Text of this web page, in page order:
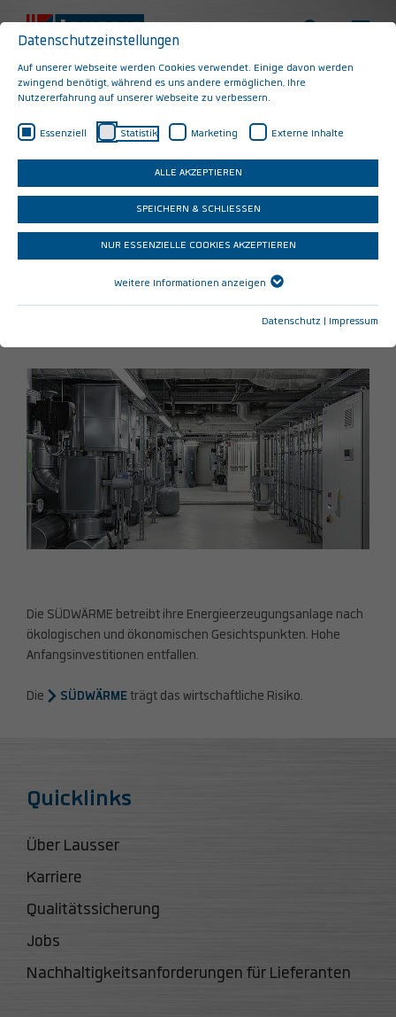
Contracting
Über unser Partnerunternehmen SÜDWÄRME
kann Energie auch als Dienstleistung bezogen
werden. Wärme, Kälte und elektrischer Strom
werden im definierten Zeitraum zu einem
vereinbarten Preis geliefert.
Die SÜDWÄRME betreibt ihre Energieerzeugungsanlage nach
ökologischen und ökonomischen Gesichtspunkten. Hohe
Anfangsinvestitionen entfallen.
Die SÜDWÄRMEträgt das wirtschaftliche Risiko.
Quicklinks
Über Lausser
Karriere
Qualitätssicherung
Jobs
Nachhaltigkeitsanforderungen für Lieferanten
Datenschutzeinstellungen
Auf unserer Webseite werden Cookies verwendet. Einige davon werden
zwingend benötigt, während es uns andere ermöglichen, Ihre
Nutzererfahrung auf unserer Webseite zu verbessern.
Essenziell Statistik Marketing Externe Inhalte
ALLE AKZEPTIEREN
SPEICHERN & SCHLIESSEN
NUR ESSENZIELLE COOKIES AKZEPTIEREN
Weitere Informationen anzeigen
Datenschutz Impressum